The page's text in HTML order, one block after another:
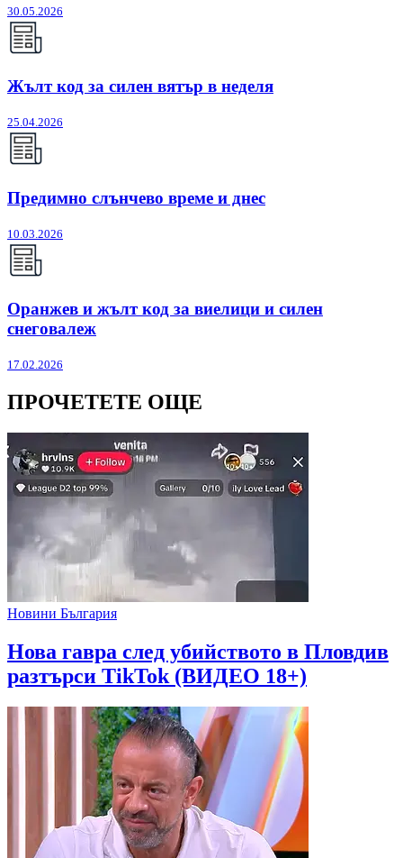
30.05.2026
Жълт код за силен вятър в неделя
25.04.2026
Предимно слънчево време и днес
10.03.2026
Оранжев и жълт код за виелици и силен
снеговалеж
17.02.2026
ПРОЧЕТЕТЕ ОЩЕ
Новини България
Нова гавра след убийството в Пловдив
разтърси TikTok (ВИДЕО 18+)